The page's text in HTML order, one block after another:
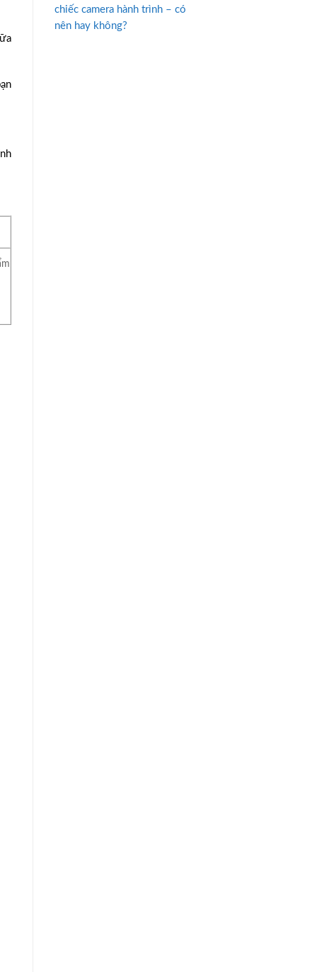
chiếc camera hành trình – có
nên hay không?